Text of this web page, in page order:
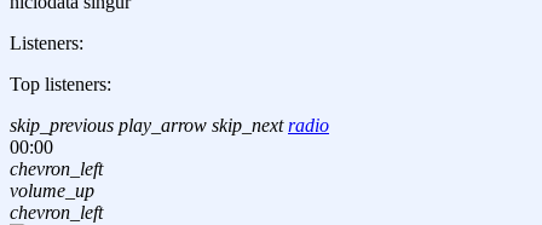
Listeners:
Top listeners:
skip_previous play_arrow skip_next radio
00:00
chevron_left
volume_up
chevron_left